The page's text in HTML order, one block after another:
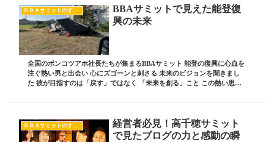
ＢＢＡサミットのすべて
BBAサミットで見えた能登復
興の未来
全国のポンコツアホ社長たちが集まるBBAサミット 能登の復興に心血を
注ぐ熱い男と出会い 心にズゴーンと刺さる 未来のビジョンを聞きまし
た 彼が目指すのは「戻す」ではなく 「未来を創る」こと この熱い思い
ＢＢＡサミットのすべて
経営者必見！高千穂サミット
で見たブログの力と感動の瞬